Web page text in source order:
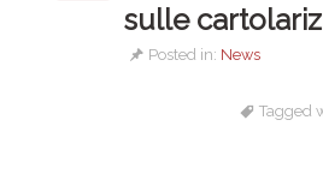
sulle
Posted in: News
Tagged